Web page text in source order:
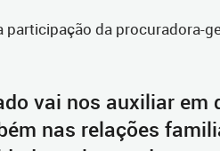
da procuradora-
vai nos auxiliar em
nas relações